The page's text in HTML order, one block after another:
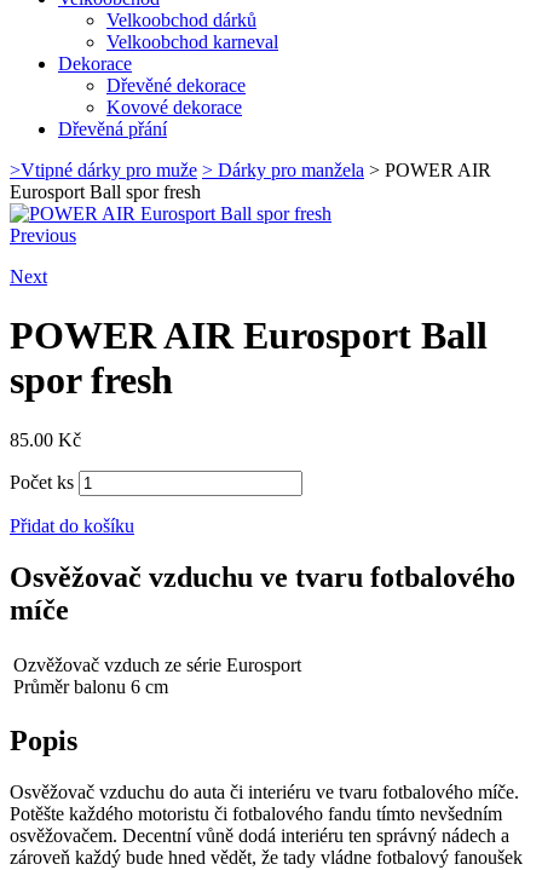
Velkoobchod dárků
Velkoobchod karneval
Dekorace
Dřevěné dekorace
Kovové dekorace
Dřevěná přání
>Vtipné dárky pro muže > Dárky pro manžela > POWER AIR
Eurosport Ball spor fresh
Previous
Next
POWER AIR Eurosport Ball
spor fresh
85.00 Kč
Počet ks
Přidat do košíku
Osvěžovač vzduchu ve tvaru fotbalového
míče
Ozvěžovač vzduch ze série Eurosport
Průměr balonu 6 cm
Popis
Osvěžovač vzduchu do auta či interiéru ve tvaru fotbalového míče.
Potěšte každého motoristu či fotbalového fandu tímto nevšedním
osvěžovačem. Decentní vůně dodá interiéru ten správný nádech a
zároveň každý bude hned vědět, že tady vládne fotbalový fanoušek